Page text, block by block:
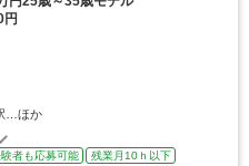
円
…ほか
者も応募可能
残業月10ｈ以下